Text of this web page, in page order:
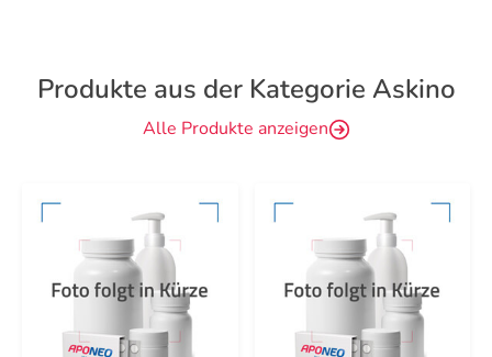
Produkte aus der Kategorie Askino
Alle Produkte anzeigen